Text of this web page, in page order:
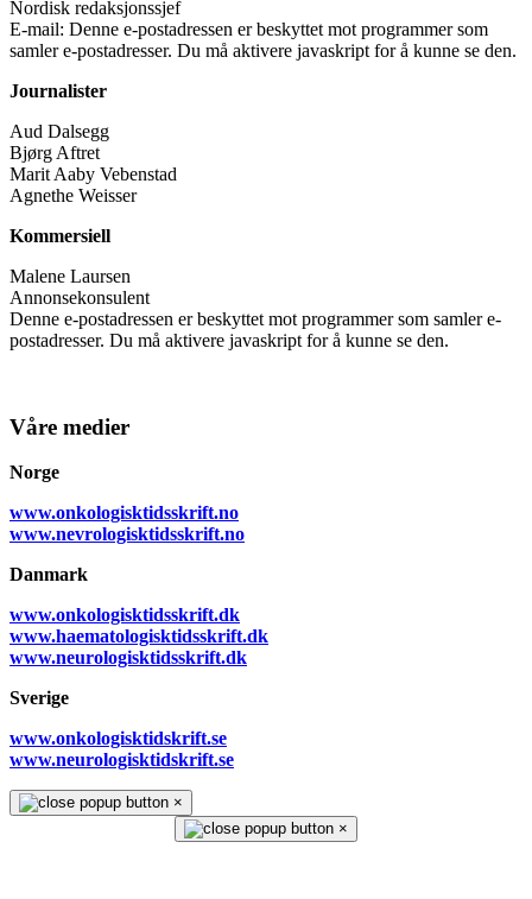
Nordisk redaksjonssjef
E-mail: Denne e-postadressen er beskyttet mot programmer som
samler e-postadresser. Du må aktivere javaskript for å kunne se den.
Journalister
Aud Dalsegg
Bjørg Aftret
Marit Aaby Vebenstad
Agnethe Weisser
Kommersiell
Malene Laursen
Annonsekonsulent
Denne e-postadressen er beskyttet mot programmer som samler e-
postadresser. Du må aktivere javaskript for å kunne se den.
Våre medier
Norge
www.onkologisktidsskrift.no
www.nevrologisktidsskrift.no
Danmark
www.onkologisktidsskrift.dk
www.haematologisktidsskrift.dk
www.neurologisktidsskrift.dk
Sverige
www.onkologisktidskrift.se
www.neurologisktidskrift.se
×
×